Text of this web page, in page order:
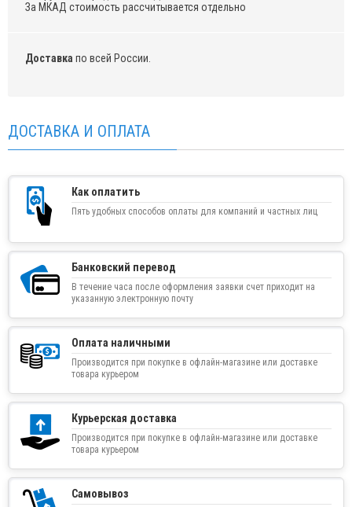
За МКАД стоимость рассчитывается отдельно
Доставка по всей России.
ДОСТАВКА И ОПЛАТА
Как оплатить
Пять удобных способов оплаты для компаний и частных лиц
Банковский перевод
В течение часа после оформления заявки счет приходит на
указанную электронную почту
Оплата наличными
Производится при покупке в офлайн-магазине или доставке
товара курьером
Курьерская доставка
Производится при покупке в офлайн-магазине или доставке
товара курьером
Самовывоз